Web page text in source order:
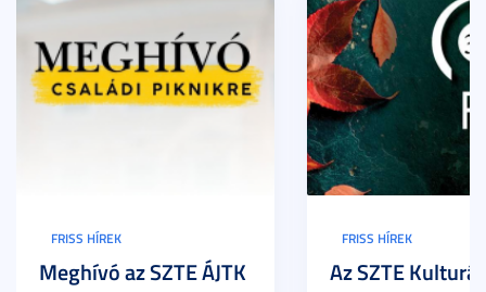
FRISS HÍREK
Meghívó az SZTE ÁJTK
FRISS HÍREK
Az SZTE